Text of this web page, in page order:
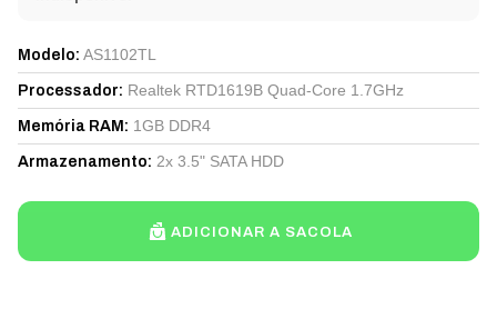
Modelo: AS1102TL
Processador: Realtek RTD1619B Quad-Core 1.7GHz
Memória RAM : 1GB DDR4
Armazenamento: 2x 3.5" SATA HDD
ADICIONAR A SACOLA